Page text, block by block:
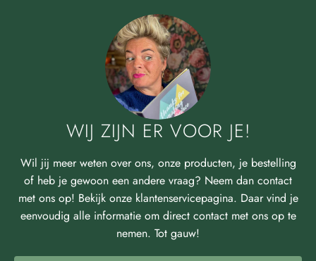
WIJ ZIJN ER VOOR JE!
Wil jij meer weten over ons, onze producten, je bestelling
of heb je gewoon een andere vraag? Neem dan contact
met ons op! Bekijk onze klantenservicepagina. Daar vind je
eenvoudig alle informatie om direct contact met ons op te
nemen. Tot gauw!